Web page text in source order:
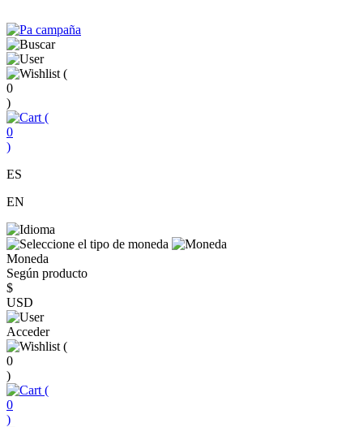
(
0
)
(
0
)
ES
EN
Moneda
Según producto
$
USD
Acceder
(
0
)
(
0
)